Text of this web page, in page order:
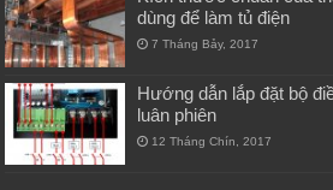
dùng để làm tủ điện
7 Tháng Bảy, 2017
Hướng dẫn lắp đặt bộ
luân phiên
12 Tháng Chín, 2017